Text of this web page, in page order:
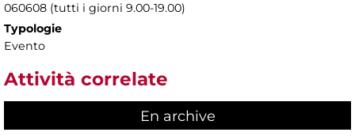
060608 (tutti i giorni 9.00-19.00)
Typologie
Evento
Attività correlate
En archive